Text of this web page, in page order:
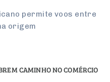
permite voos entre
origem
CAMINHO NO COMÉRCIO